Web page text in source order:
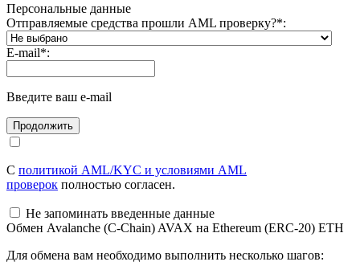
Персональные данные
Отправляемые средства прошли AML проверку?*:
E-mail*:
Введите ваш e-mail
С политикой AML/KYC и условиями AML
проверок полностью согласен.
Не запоминать введенные данные
Обмен Avalanche (C-Chain) AVAX на Ethereum (ERC-20) ETH
Для обмена вам необходимо выполнить несколько шагов: